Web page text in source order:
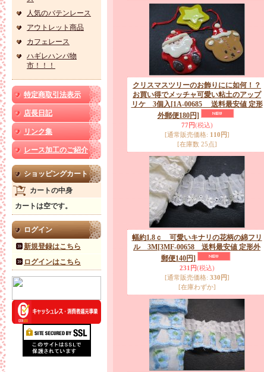
人気のバテンレース
アウトレット商品
カフェレース
ハギレハンパ物
市！！！
特定商取引法表示
店長日記
リンク集
レース加工のご紹介
ショッピングカート
カートの中身
カートは空です。
ログイン
新規登録はこちら
ログインはこちら
クリスマスツリーのお飾りにに如何！？
お買い得でメッチャ可愛い粘土のアップ
リケ 3個入 [1A-00685 送料最安値 定形
外郵便180円]
77円(税込)
[通常販売価格: 110円]
[在庫数 25点]
幅約1.8ｃ 可愛いキナリの花柄の綿フリ
ル 3M[3MF-00658 送料最安値 定形外
郵便140円]
231円(税込)
[通常販売価格: 330円]
[在庫わずか]